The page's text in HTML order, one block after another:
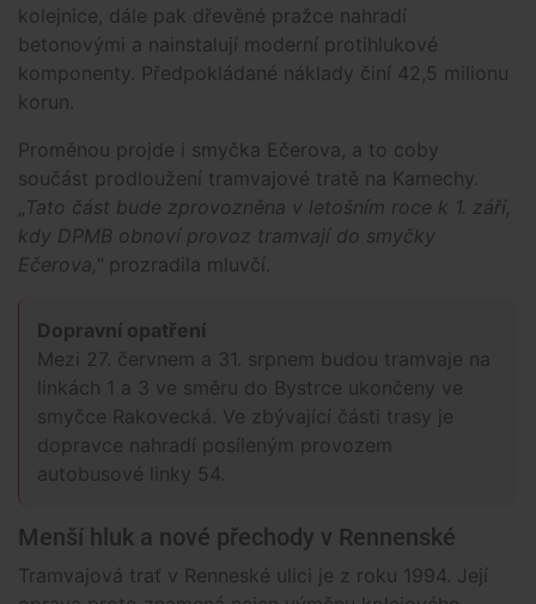
kolejnice, dále pak dřevěné pražce nahradí
betonovými a nainstalují moderní protihlukové
komponenty. Předpokládané náklady činí 42,5 milionu
korun.
Proměnou projde i smyčka Ečerova, a to coby
součást prodloužení tramvajové tratě na Kamechy.
Tato část bude zprovozněna v letošním roce k 1. září,
kdy DPMB obnoví provoz tramvají do smyčky
Ečerova," prozradila mluvčí.
Dopravní opatření
Mezi 27. červnem a 31. srpnem budou tramvaje na
linkách 1 a 3 ve směru do Bystrce ukončeny ve
smyčce Rakovecká. Ve zbývající části trasy je
dopravce nahradí posíleným provozem
autobusové linky 54.
Menší hluk a nové přechody v Rennenské
Tramvajová trať v Renneské ulici je z roku 1994. Její